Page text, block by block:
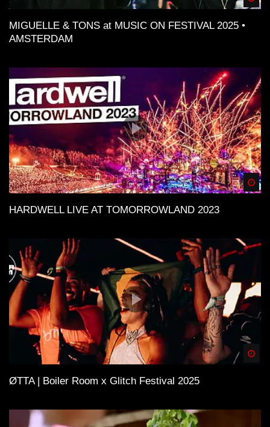
MIGUELLE & TONS at MUSIC ON FESTIVAL 2025 •
AMSTERDAM
HARDWELL LIVE AT TOMORROWLAND 2023
ØTTA | Boiler Room x Glitch Festival 2025